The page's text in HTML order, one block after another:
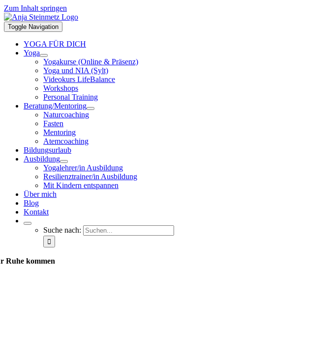
Zum Inhalt springen
Toggle Navigation
YOGA FÜR DICH
Yoga
Yogakurse (Online & Präsenz)
Yoga und NIA (Sylt)
Videokurs LifeBalance
Workshops
Personal Training
Beratung/Mentoring
Naturcoaching
Fasten
Mentoring
Atemcoaching
Bildungsurlaub
Ausbildung
Yogalehrer/in Ausbildung
Resilienztrainer/in Ausbildung
Mit Kindern entspannen
Über mich
Blog
Kontakt
Suche nach:
Ruhe kommen